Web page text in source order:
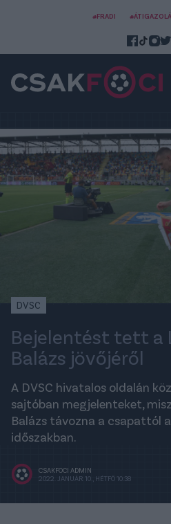
#FRADI
DVSC
Bejelentést tett a
Balázs jövőjéről
A DVSC hivatalos oldalán
sajtóban megjelenteket,
Balázs távozna a csapattól
időszakban.
CSAKFOCI ADMIN
2022. JANUÁR 10., HÉTFŐ 10:38